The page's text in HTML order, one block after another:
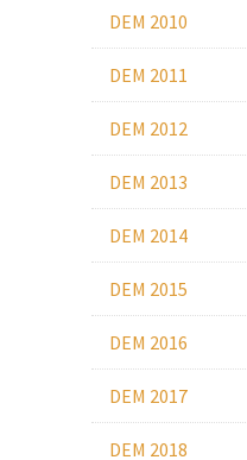
DEM 2010
DEM 2011
DEM 2012
DEM 2013
DEM 2014
DEM 2015
DEM 2016
DEM 2017
DEM 2018